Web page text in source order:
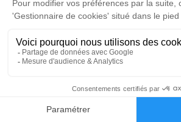
Faire-part
Cérémonie religieuse
samedi 28 décembre 2024 à
Église Saint Vincent de Coarraze
64800 Coarraze